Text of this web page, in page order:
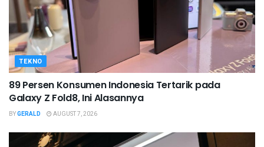
TEKNO
89 Persen Konsumen Indonesia Tertarik pada
Galaxy Z Fold8, Ini Alasannya
BYGERALD AUGUST 7, 2026